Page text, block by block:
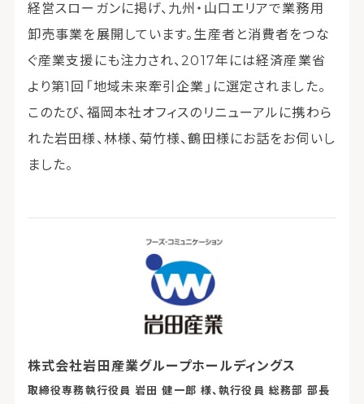
経営スローガンに掲げ、九州・山口エリアで業務用
卸売事業を展開しています。生産者と消費者をつな
ぐ産業支援にも注力され、2017年には経済産業省
より第1回「地域未来牽引企業」に選定されました。
このたび、福岡本社オフィスのリニューアルに携わら
れた岩田様、林様、菊竹様、鶴田様にお話をお伺いし
ました。
株式会社岩田産業グループホールディングス
取締役専務執行役員 岩田 健一郎 様、執行役員 総務部 部長